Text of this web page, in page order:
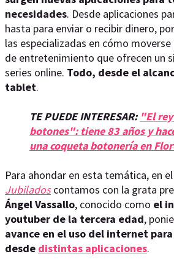
necesidades. Desde aplicaciones
hasta para enviar o recibir dinero,
las especializadas en cómo
de entretenimiento que ofrecen un
series online. Todo, desde el
tablet.
TE PUEDE INTERESAR: "El
botones": tiene 83 años y
una coqueta botonería en
Para ahondar en esta temática, en
Jubiladoscontamos con la grata
Ángel Vassallo, conocido como el
youtuber de la tercera edad,
avance en el uso del internet
desde distintas aplicaciones.